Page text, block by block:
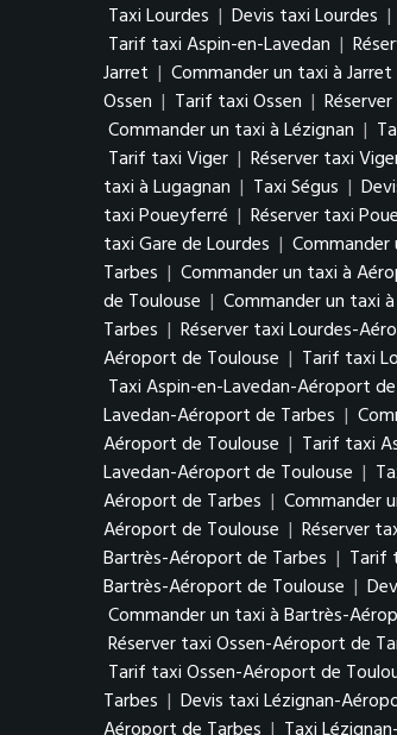
Taxi Lourdes | Devis taxi Lourdes |
Tarif taxi Aspin-en-Lavedan |
Jarret | Commander un taxi à Jarret
Ossen | Tarif taxi Ossen |
Commander un taxi à Lézignan |
Tarif taxi Viger | Réserver taxi
taxi à Lugagnan | Taxi Ségus |
taxi Poueyferré | Réserver taxi
taxi Gare de Lourdes | Commander
Tarbes | Commander un taxi à
de Toulouse | Commander un taxi
Tarbes | Réserver taxi Lourdes-
Aéroport de Toulouse | Tarif taxi
Taxi Aspin-en-Lavedan-Aéroport
Lavedan-Aéroport de Tarbes |
Aéroport de Toulouse | Tarif taxi
Lavedan-Aéroport de Toulouse |
Aéroport de Tarbes | Commander
Aéroport de Toulouse | Réserver
Bartrès-Aéroport de Tarbes | Tarif
Bartrès-Aéroport de Toulouse |
Commander un taxi à Bartrès-
Réserver taxi Ossen-Aéroport de
Tarif taxi Ossen-Aéroport de
Tarbes | Devis taxi Lézignan-